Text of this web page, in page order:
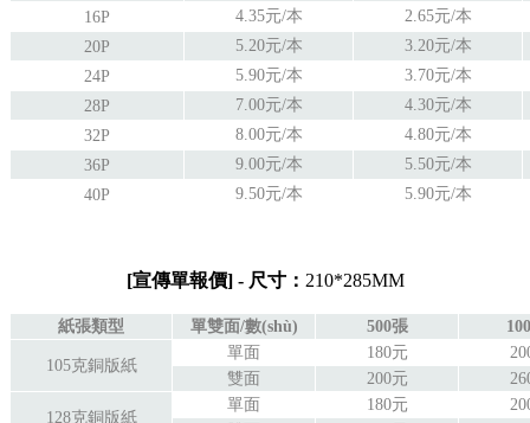
16P
4.35元/本
2.65元/本
20P
5.20元/本
3.20元/本
24P
5.90元/本
3.70元/本
28P
7.00元/本
4.30元/本
32P
8.00元/本
4.80元/本
36P
9.00元/本
5.50元/本
40P
9.50元/本 5.90元/本
[宣傳單報價] - 尺寸： 210*285MM
紙張類型 單雙面/數(shù) 500張
105克銅版紙
單面 180元
雙面
200元
128克銅版紙
單面 180元